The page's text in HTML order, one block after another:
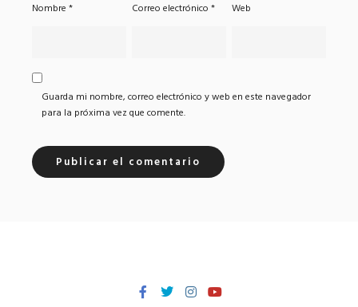
Nombre * Correo electrónico* Web
Guarda mi nombre, correo electrónico y web en este navegador
para la próxima vez que comente.